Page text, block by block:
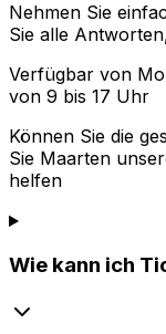
Nehmen Sie
Sie alle
Verfügbar von
von 9 bis 17 Uhr
Können Sie die
Sie Maarten
helfen
Wie kann ich